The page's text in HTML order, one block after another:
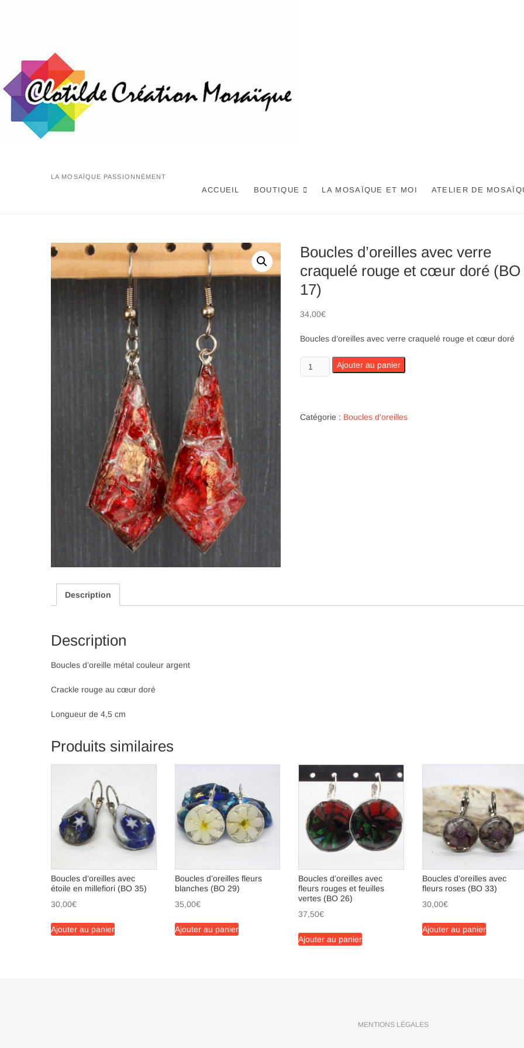
LA MOSAÏQUE PASSIONNÉMENT
ACCUEIL BOUTIQUE LA MOSAÏQUE ET MOI ATELIER DE
Boucles d’oreilles avec verre
craquelé rouge et cœur doré (BO
17)
34,00€
Boucles d’oreilles avec verre craquelé rouge et cœur doré
quantité
de
avec
Ajouter au panier
Catégorie : Boucles d'oreilles
Description
Description
Boucles d’oreille métal couleur argent
Crackle rouge au cœur doré
Longueur de 4,5 cm
Produits similaires
Boucles d’oreilles avec
étoile en millefiori (BO 35)
30,00€
Ajouter au panier
Boucles d’oreilles fleurs
blanches (BO 29)
35,00€
Ajouter au panier
Boucles d’oreilles avec
fleurs rouges et feuilles
vertes (BO 26)
37,50€
Ajouter au panier
Boucles d’oreilles avec
fleurs roses (BO 33)
30,00€
Ajouter au panier
MENTIONS LÉGALES